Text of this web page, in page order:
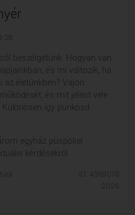
beszélgetünk. Hogyan van
és mi változik, ha
az életünkben? Vajon
és mit jelent vele
így pünkösd
egyház püspökei
kérdésekről.
ID: 4569078